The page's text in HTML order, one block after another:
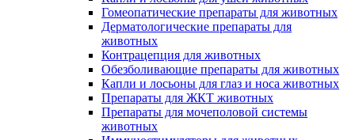
Гомеопатические препараты для животных
Дерматологические препараты для
животных
Контрацепция для животных
Обезболивающие препараты для животных
Капли и лосьоны для глаз и носа животных
Препараты для ЖКТ животных
Препараты для мочеполовой системы
животных